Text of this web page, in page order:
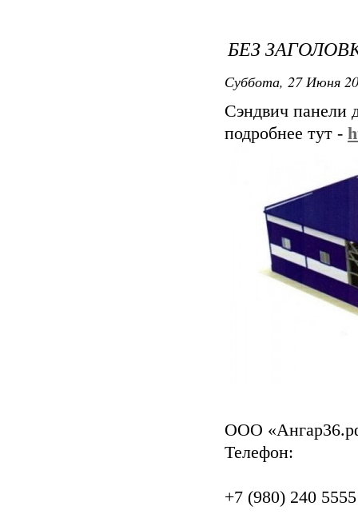
БЕЗ
Суббота, 27 Июня
Сэндвич панели
подробнее тут -
ООО
Телефон:
+7 (980) 240 5555